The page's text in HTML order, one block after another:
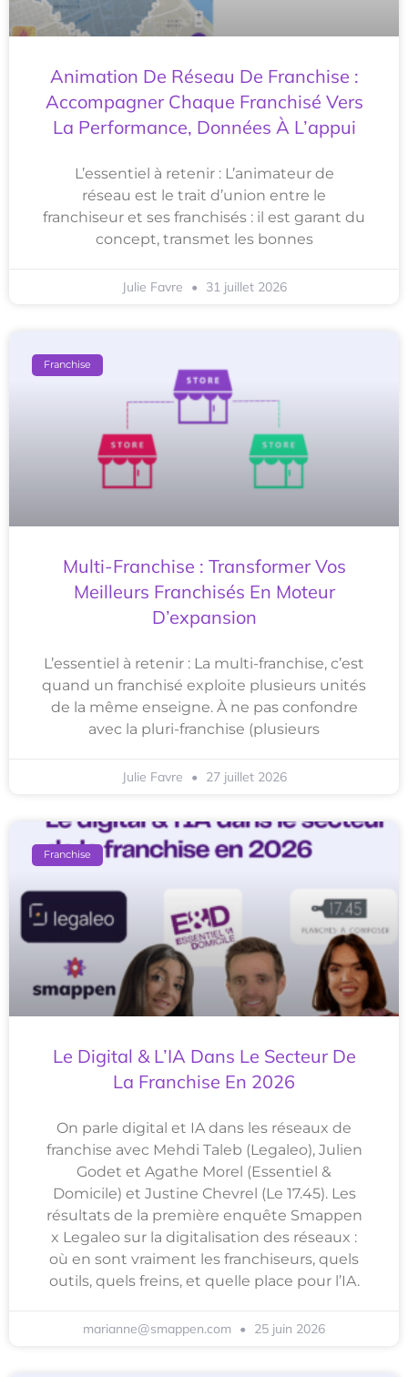
Animation De Réseau De Franchise :
Accompagner Chaque Franchisé Vers
La Performance, Données À L’appui
L’essentiel à retenir : L’animateur de
réseau est le trait d’union entre le
franchiseur et ses franchisés : il est garant du
concept, transmet les bonnes
Julie Favre 31 juillet 2026
Franchise
Multi-Franchise : Transformer Vos
Meilleurs Franchisés En Moteur
D’expansion
L’essentiel à retenir : La multi-franchise, c’est
quand un franchisé exploite plusieurs unités
de la même enseigne. À ne pas confondre
avec la pluri-franchise (plusieurs
Julie Favre 27 juillet 2026
Franchise
Le Digital & L’IA Dans Le Secteur De
La Franchise En 2026
On parle digital et IA dans les réseaux de
franchise avec Mehdi Taleb (Legaleo), Julien
Godet et Agathe Morel (Essentiel &
Domicile) et Justine Chevrel (Le 17.45). Les
résultats de la première enquête Smappen
x Legaleo sur la digitalisation des réseaux :
où en sont vraiment les franchiseurs, quels
outils, quels freins, et quelle place pour l’IA.
marianne@smappen.com 25 juin 2026